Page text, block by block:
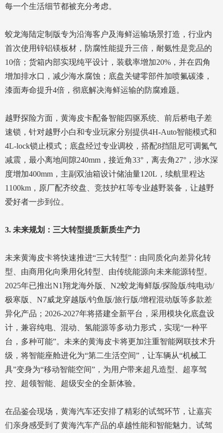
每一个生活细节都被充分考虑。
蛟龙海陆定制版专为沿海客户及海鲜运输场景打造，行业内
首次使用锌铝镁板材，防腐性能提升三倍，耐氨性是竞品的
10倍；货箱内部实现纯平设计，装载率增加20%，并在四角
增加排水口，减少海水腐蚀；底盘关键零部件加喷氟碳漆，
漆面寿命提升4倍，彻底解决海鲜运输的防腐难题。
越野探险方面，黄海皮卡配备智能四驱系统、前后桥电子差
速锁，针对越野小白和专业玩家分别提供4H-Auto智能模式和
4L-lock锁止模式；底盘经过专业调校，搭配8挡阻尼可调氮气
减震，最小离地间隙240mm，接近角33°，离去角27°，涉水深
度增加400mm，主副双油箱设计储油量120L，续航里程达
1100km，原厂配齐绞盘、竞技护杠等专业越野装备，让越野
爱好者一步到位。
3. 未来规划：三大转型提质新质生产力
未来黄海皮卡将快速推进“三大转型”：由同质化向差异化转
型、由商用化向乘用化转型、由传统能源向未来能源转型。
2025年已推出N1翔龙海外版、N2蛟龙海鲜版/探险版/纯电动/
极寒版、N7威龙穿越版/钓鱼版/旅行版/增程混动版等多款差
异化产品；2026-2027年将搭建全新平台，采用模块化底盘设
计，兼容纯电、混动、氢能源等多动力形式，实现“一种平
台，多种可能”。未来的黄海皮卡将更加注重智能网联技术升
级，将智能座舱进化为“第二生活空间”，让车辆从“机械工
具”变身为“移动智能空间”，为用户带来超凡造型、超享驾
控、超领智能、超级安全的全新体验。
在品鉴会现场，黄海汽车还安排了精彩的试驾环节，让嘉宾
们亲身感受到了黄海汽车产品的卓越性能和智能魅力。试驾